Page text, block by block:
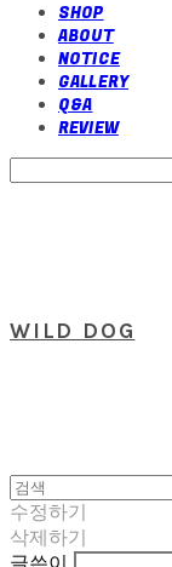
SHOP
ABOUT
NOTICE
GALLERY
Q&A
REVIEW
WILD DOG
수정하기
삭제하기